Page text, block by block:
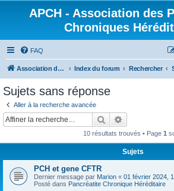
APCH - Association des
Chroniques
FAQ
Association des Pancréatites Chroniques Héréditaires Index du forum Rechercher
Sujets sans réponse
Aller à la recherche avancée
Rechercher
10 résultats trouvés • Page 1
Sujets
PCH et gene CFTR
Dernier message par Marion « 01 février 2024,
Posté dans Pancréatite Chronique Héréditaire